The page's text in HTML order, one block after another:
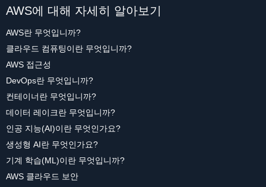
AWS에 대해 자세히 알아보기
AWS란 무엇입니까?
클라우드 컴퓨팅이란 무엇입니까?
AWS 접근성
DevOps란 무엇입니까?
컨테이너란 무엇입니까?
데이터 레이크란 무엇입니까?
인공 지능(AI)이란 무엇인가요?
생성형 AI란 무엇인가요?
기계 학습(ML)이란 무엇입니까?
AWS 클라우드 보안